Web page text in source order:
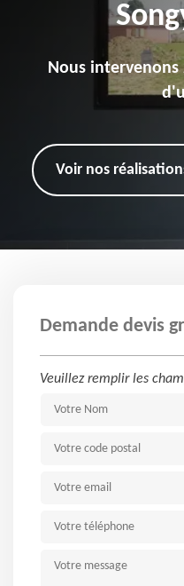
Nous
Voir nos
Demande devis
Veuillez remplir les